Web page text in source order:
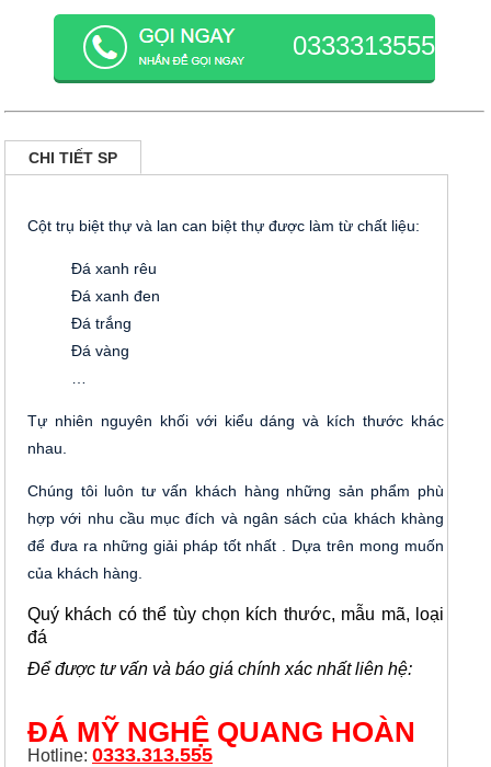
0333313555
CHI TIẾT SP
Cột trụ biệt thự và lan can biệt thự được làm từ chất liệu:
Đá xanh rêu
Đá xanh đen
Đá trắng
Đá vàng
Tự nhiên nguyên khối với kiểu dáng và kích thước khác
nhau.
Chúng tôi luôn tư vấn khách hàng những sản phẩm phù
hợp với nhu cầu mục đích và ngân sách của khách khàng
để đưa ra những giải pháp tốt nhất . Dựa trên mong muốn
của khách hàng.
Quý khách có thể tùy chọn kích thước, mẫu mã, loại
đá
Để được tư vấn và báo giá chính xác nhất liên hệ:
ĐÁ MỸ NGHỆ QUANG HOÀN
Hotline: 0333.313.555